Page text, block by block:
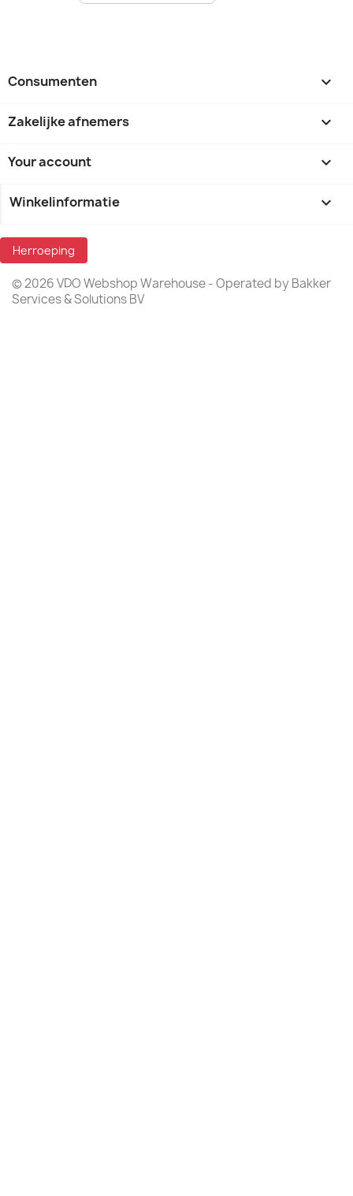
Consumenten 
Zakelijke afnemers 
Your account 
Winkelinformatie keyboard_arrow_down
Herroeping
© 2026 VDO Webshop Warehouse - Operated by Bakker
Services & Solutions BV